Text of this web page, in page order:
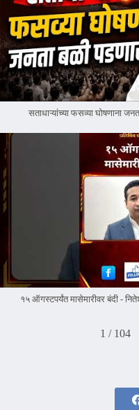
सताधाऱ्यांच्या फसव्या घोषणाना
१५ ऑगस्टपर्यंत मासेमारीवर बंदी -
1 / 104